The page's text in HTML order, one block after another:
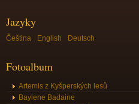
Jazyky
Čeština English Deutsch
Fotoalbum
Artemis z Kyšperských lesů
Baylene Badaine